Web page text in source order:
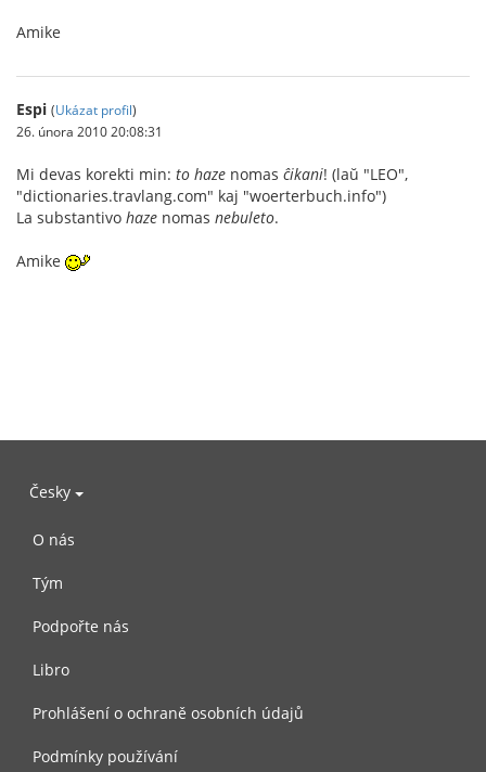
Amike
Espi (Ukázat profil)
26. února 2010 20:08:31
Mi devas korekti min: to haze nomas ĉikani! (laŭ "LEO",
"dictionaries.travlang.com" kaj "woerterbuch.info")
La substantivo haze nomas nebuleto.
Amike
Česky
O nás
Tým
Podpořte nás
Libro
Prohlášení o ochraně osobních údajů
Podmínky používání